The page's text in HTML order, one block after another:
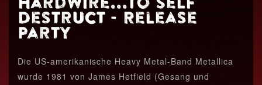
Hardwire...To Self
Destruct - Release
Party
Die US-amerikanische Heavy Metal-Band Metallica
wurde 1981 von James Hetfield (Gesang und